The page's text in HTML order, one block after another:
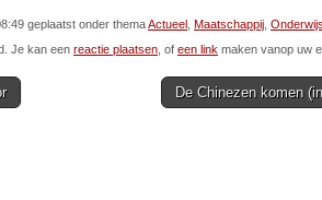
geplaatst onder themaActueel Maatschappij
Je kan een reactie plaatsen , of een link maken vanop uw
De Chinezen komen